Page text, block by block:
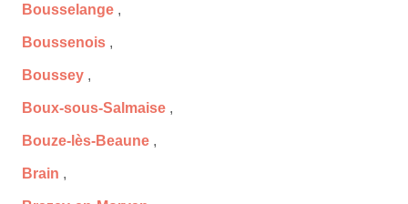
Bousselange ,
Boussenois ,
Boussey ,
Boux-sous-Salmaise ,
Bouze-lès-Beaune ,
Brain ,